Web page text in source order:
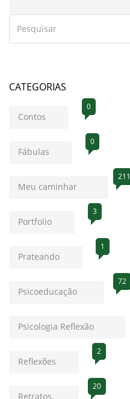
CATEGORIAS
Contos
0
Fábulas
0
Meu caminhar
211
Portfolio
3
Prateando
1
Psicoeducação
72
Psicologia Reflexão
Reflexões
2
Retratos
20